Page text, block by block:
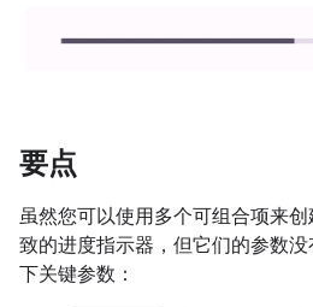
要点
虽然您可以使用多个可组合项来
致的进度指示器，但它们的参数
下关键参数：